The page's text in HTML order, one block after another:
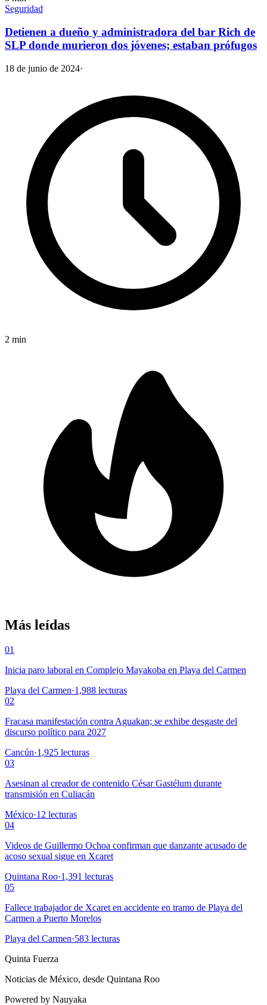
Seguridad
Detienen a dueño y administradora del bar Rich de
SLP donde murieron dos jóvenes; estaban prófugos
18 de junio de 2024·
2 min
Más leídas
01
Inicia paro laboral en Complejo Mayakoba en Playa del Carmen
Playa del Carmen·1,988 lecturas
02
Fracasa manifestación contra Aguakan; se exhibe desgaste del
discurso político para 2027
Cancún·1,925 lecturas
03
Asesinan al creador de contenido César Gastélum durante
transmisión en Culiacán
México·12 lecturas
04
Videos de Guillermo Ochoa confirman que danzante acusado de
acoso sexual sigue en Xcaret
Quintana Roo·1,391 lecturas
05
Fallece trabajador de Xcaret en accidente en tramo de Playa del
Carmen a Puerto Morelos
Playa del Carmen·583 lecturas
Quinta Fuerza
Noticias de México, desde Quintana Roo
Powered by Nauyaka